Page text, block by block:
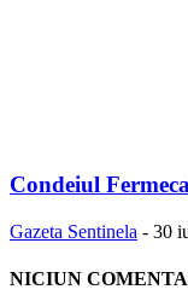
Condeiul
Gazeta Sentinela - 30
NICIUN